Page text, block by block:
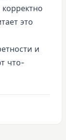
это
и
что-